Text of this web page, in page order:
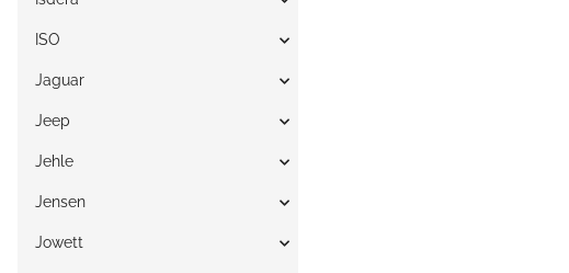
ISO
Jaguar
Jeep
Jehle
Jensen
Jowett